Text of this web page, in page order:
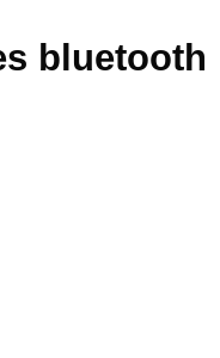
bluetooth